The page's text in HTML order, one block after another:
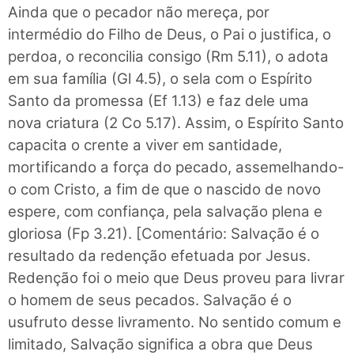
Ainda que o pecador não mereça, por
intermédio do Filho de Deus, o Pai o justifica, o
perdoa, o reconcilia consigo (Rm 5.11), o adota
em sua família (Gl 4.5), o sela com o Espírito
Santo da promessa (Ef 1.13) e faz dele uma
nova criatura (2 Co 5.17). Assim, o Espírito Santo
capacita o crente a viver em santidade,
mortificando a força do pecado, assemelhando-
o com Cristo, a fim de que o nascido de novo
espere, com confiança, pela salvação plena e
gloriosa (Fp 3.21). [Comentário: Salvação é o
resultado da redenção efetuada por Jesus.
Redenção foi o meio que Deus proveu para livrar
o homem de seus pecados. Salvação é o
usufruto desse livramento. No sentido comum e
limitado, Salvação significa a obra que Deus